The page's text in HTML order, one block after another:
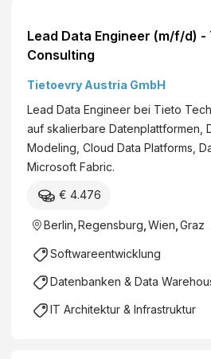
Lead Data Engineer (m/f/d) -
Consulting
Tietoevry Austria GmbH
Lead Data Engineer bei Tieto
auf skalierbare Datenplattformen,
Modeling, Cloud Data Platforms,
Microsoft Fabric.
€ 4.476
Berlin Regensburg Wien Graz
Softwareentwicklung
Datenbanken & Data
IT Architektur & Infrastruktur